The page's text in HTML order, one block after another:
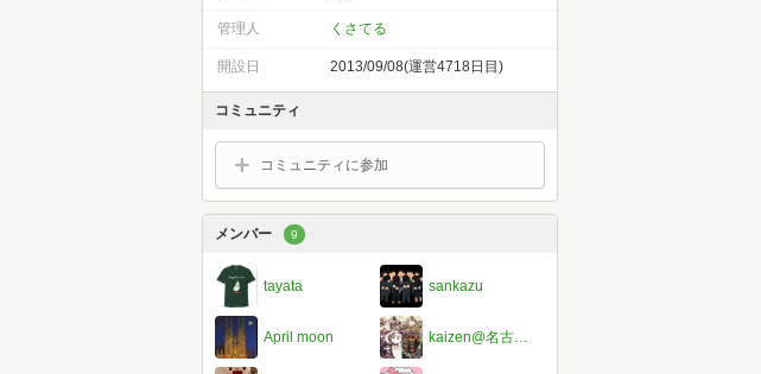
管理人 くさてる
開設日 2013/09/08(運営4718日目)
コミュニティ
コミュニティに参加
メンバー 9
tayata sankazu
April moon kaizen@名古屋de朝活読書会